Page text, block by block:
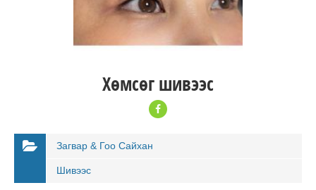
Хөмсөг шивээс
Загвар & Гоо Сайхан
Шивээс